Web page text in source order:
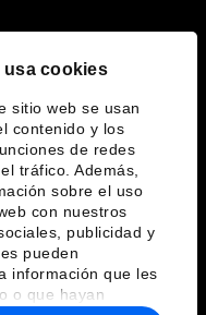
usa cookies
sitio web se usan
contenido y los
de redes
tráfico. Además,
sobre el uso
con nuestros
publicidad y
pueden
información que les
o que hayan